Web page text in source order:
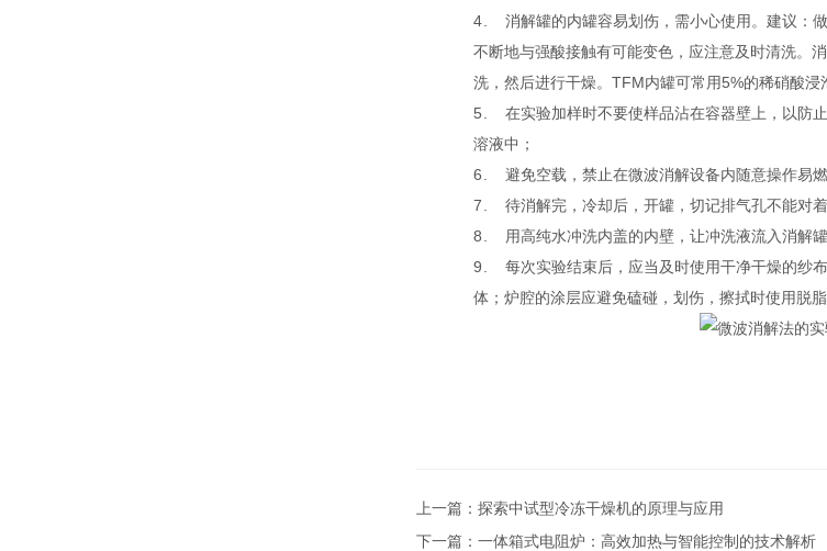
4.
消解罐的内罐容易划伤，需小心使用。建议：
不断地与强酸接触有可能变色，应注意及时清洗。
洗，然后进行干燥。 TFM内罐可常用5%的稀硝酸浸
5.
在实验加样时不要使样品沾在容器壁上，以防
溶液中；
6.
避免空载，禁止在微波消解设备内随意操作易
7.
待消解完 ，冷却后，开罐，切记排气孔不能对
8.
用高纯水冲洗内盖的内壁，让冲洗液流入消解罐
9.
每次实验结束后，应当及时使用干净干燥的纱
体；炉腔的涂层应避免磕碰，划伤，擦拭时使用脱脂
上一篇： 探索中试型冷冻干燥机的原理与应用
下一篇： 一体箱式电阻炉：高效加热与智能控制的技术解析